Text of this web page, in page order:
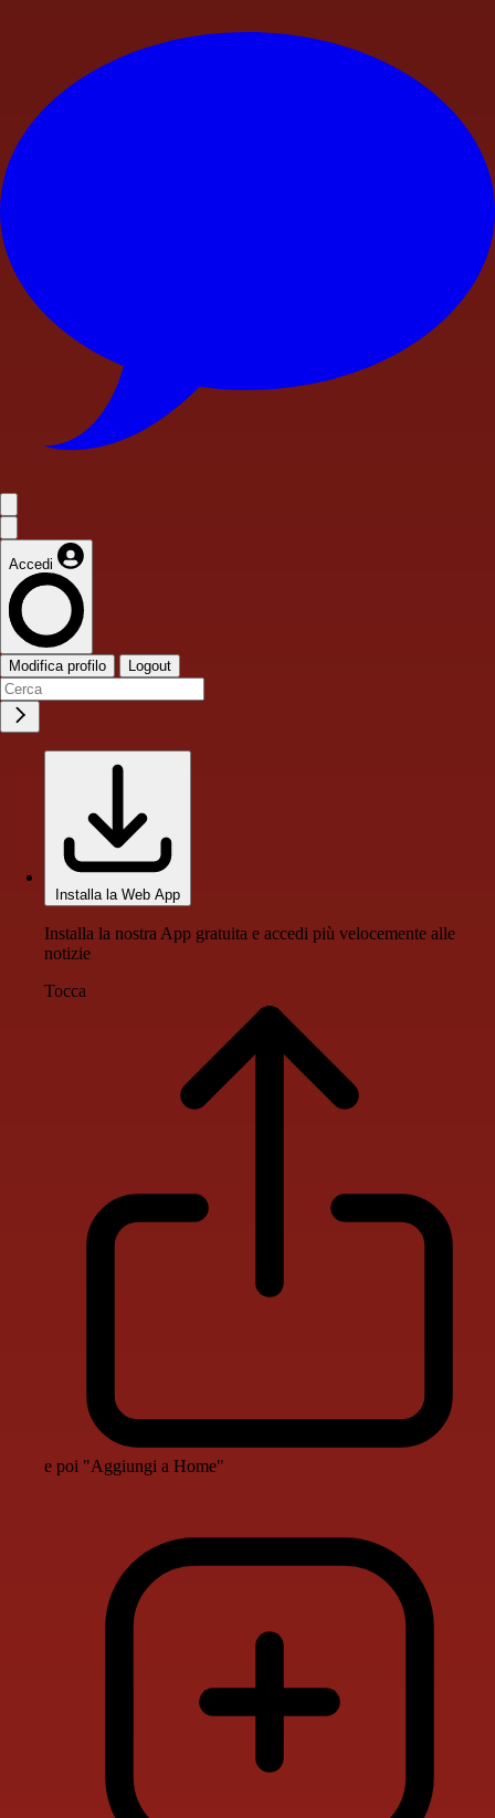
Accedi
Modifica profilo Logout
Installa la Web App
Installa la nostra App gratuita e accedi più velocemente alle
notizie
Tocca
e poi "Aggiungi a Home"